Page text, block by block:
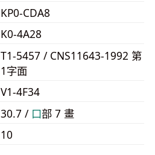
KP0-CDA8
K0-4A28
T1-5457 / CNS11643-1992 第
1字面
V1-4F34
30.7 / ⼝部 7 畫
10